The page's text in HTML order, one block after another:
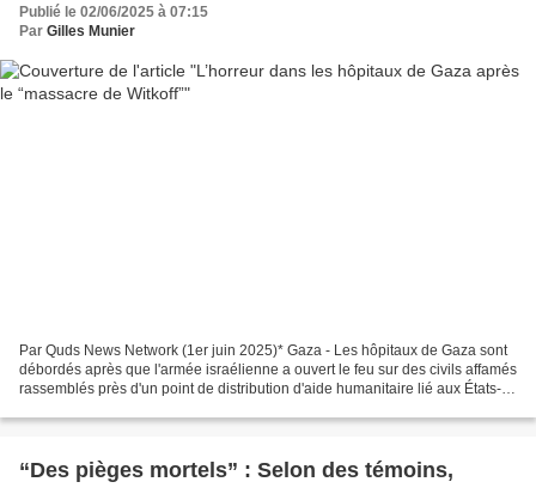
Publié le 02/06/2025 à 07:15
Par Gilles Munier
Par Quds News Network (1er juin 2025)* Gaza - Les hôpitaux de Gaza sont
débordés après que l'armée israélienne a ouvert le feu sur des civils affamés
rassemblés près d'un point de distribution d'aide humanitaire lié aux États-
“Des pièges mortels” : Selon des témoins,